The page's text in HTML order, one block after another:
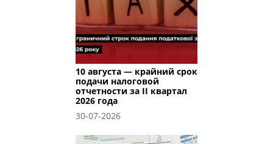
10 августа — крайний срок
подачи налоговой
отчетности за II квартал
2026 года
30-07-2026